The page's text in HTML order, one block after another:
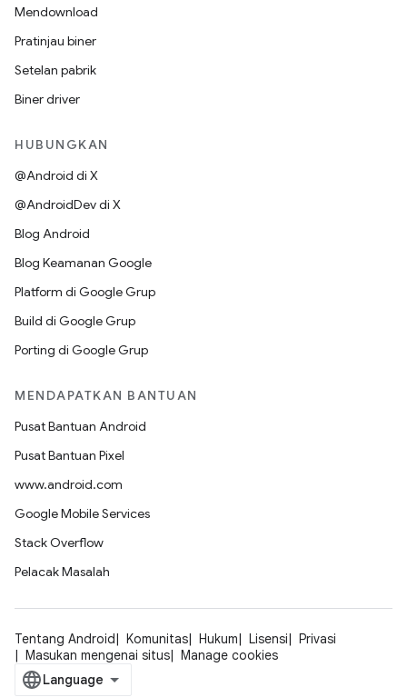
Mendownload
Pratinjau biner
Setelan pabrik
Biner driver
HUBUNGKAN
@Android di X
@AndroidDev di X
Blog Android
Blog Keamanan Google
Platform di Google Grup
Build di Google Grup
Porting di Google Grup
MENDAPATKAN BANTUAN
Pusat Bantuan Android
Pusat Bantuan Pixel
www.android.com
Google Mobile Services
Stack Overflow
Pelacak Masalah
Tentang Android Komunitas Hukum Lisensi
Privasi
Masukan mengenai situs
Manage cookies